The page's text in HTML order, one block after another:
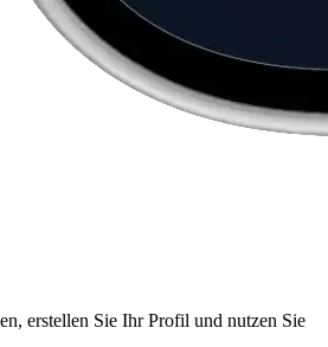
erstellen Sie Ihr Profil und nutzen Sie